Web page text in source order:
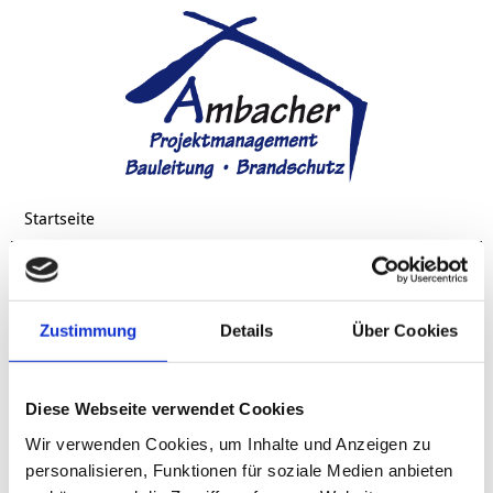
Zustimmung Details Über Cookies
Diese Webseite verwendet Cookies
Wir verwenden Cookies, um Inhalte und Anzeigen zu
personalisieren, Funktionen für soziale Medien anbieten
Startseite
Projektmanagement
Über mich
Rückrufservice